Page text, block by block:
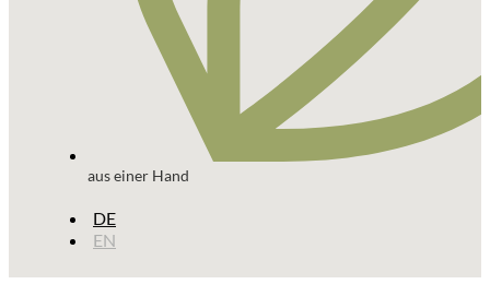
aus einer Hand
DE
EN